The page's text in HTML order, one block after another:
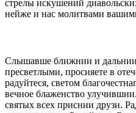
стрелы искушений
нейже и нас молитвами
Слышавше ближнии и дальнии
пресветлыми, просияете в
радуйтеся, светом
вечное блаженство
святых всех приснии друзи.